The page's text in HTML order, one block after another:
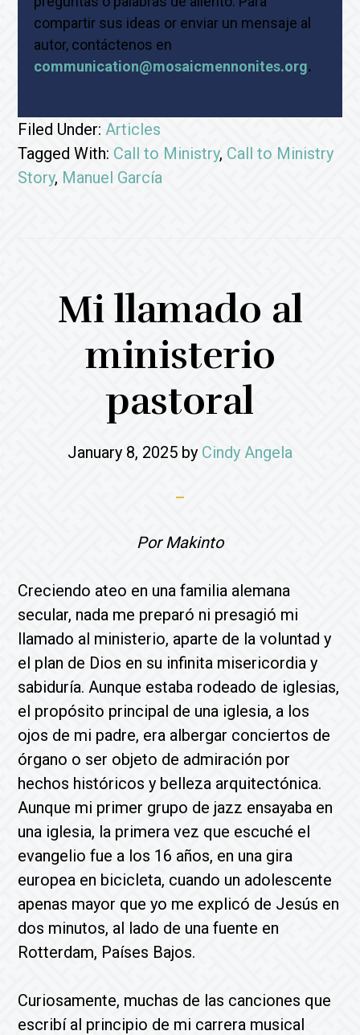
compartir sus ideas or enviar un mensaje al
autor, contáctenos en
communication@mosaicmennonites.org.
Filed Under:Articles
Tagged With: Call to Ministry, Call to Ministry
Story, Manuel García
Mi llamado al
ministerio
pastoral
January 8, 2025 by Cindy Angela
Por Makinto
Creciendo ateo en una familia alemana
secular, nada me preparó ni presagió mi
llamado al ministerio, aparte de la voluntad y
el plan de Dios en su infinita misericordia y
sabiduría. Aunque estaba rodeado de iglesias,
el propósito principal de una iglesia, a los
ojos de mi padre, era albergar conciertos de
órgano o ser objeto de admiración por
hechos históricos y belleza arquitectónica.
Aunque mi primer grupo de jazz ensayaba en
una iglesia, la primera vez que escuché el
evangelio fue a los 16 años, en una gira
europea en bicicleta, cuando un adolescente
apenas mayor que yo me explicó de Jesús en
dos minutos, al lado de una fuente en
Rotterdam, Países Bajos.
Curiosamente, muchas de las canciones que
escribí al principio de mi carrera musical